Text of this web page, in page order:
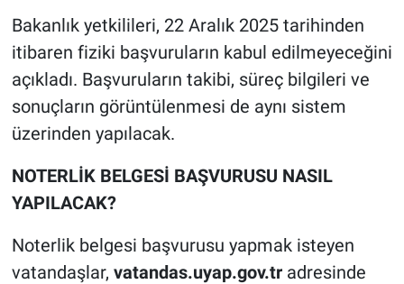
Bakanlık yetkilileri, 22 Aralık 2025 tarihinden
itibaren fiziki başvuruların kabul edilmeyeceğini
açıkladı. Başvuruların takibi, süreç bilgileri ve
sonuçların görüntülenmesi de aynı sistem
üzerinden yapılacak.
NOTERLİK BELGESİ BAŞVURUSU NASIL
YAPILACAK?
Noterlik belgesi başvurusu yapmak isteyen
vatandaşlar, vatandas.uyap.gov.tradresinde